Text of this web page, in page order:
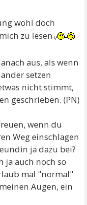
wohl doch
zu lesen
aus, als wenn
setzen
nicht stimmt,
geschrieben. (PN)
wenn du
Weg einschlagen
ja dazu bei?
ja auch noch so
mal "normal"
Augen, ein